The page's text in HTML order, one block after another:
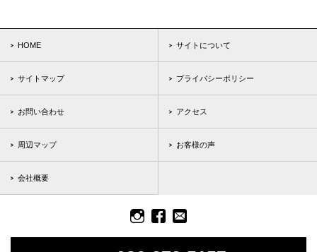
HOME サイトについて
サイトマップ プライバシーポリシー
お問い合わせ アクセス
周辺マップ お客様の声
会社概要